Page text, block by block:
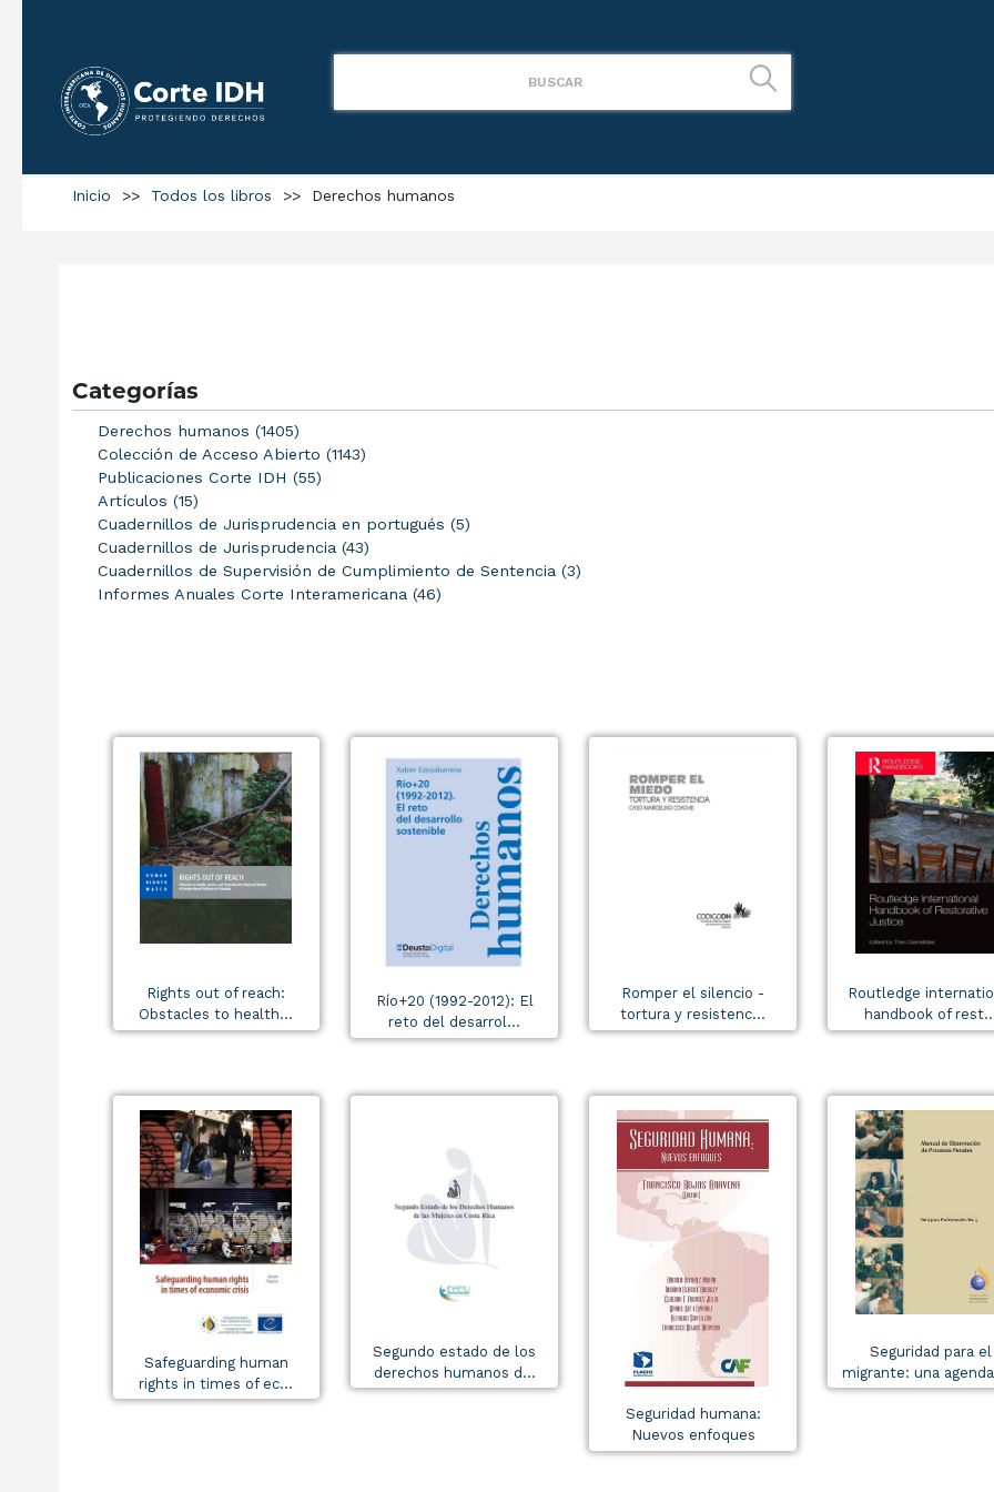
Inicio >> Todos los libros >> Derechos humanos
Categorías
Derechos humanos (1405)
Colección de Acceso Abierto (1143)
Publicaciones Corte IDH (55)
Artículos (15)
Cuadernillos de Jurisprudencia en portugués (5)
Cuadernillos de Jurisprudencia (43)
Cuadernillos de Supervisión de Cumplimiento de Sentencia (3)
Informes Anuales Corte Interamericana (46)
Rights out of reach:
Obstacles to health...
Río+20 (1992-2012): El
reto del desarrol...
Romper el silencio -
tortura y resistenc...
Routledge
handbook of
Safeguarding human
rights in times of ec...
Segundo estado de los
derechos humanos d...
Seguridad humana:
Nuevos enfoques
Seguridad para el
migrante: una